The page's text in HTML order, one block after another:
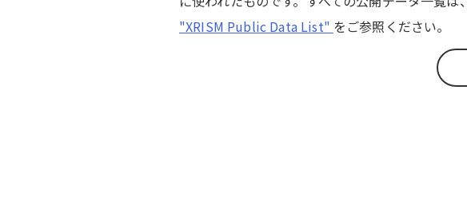
"XRISM Public Data List" をご参照ください。